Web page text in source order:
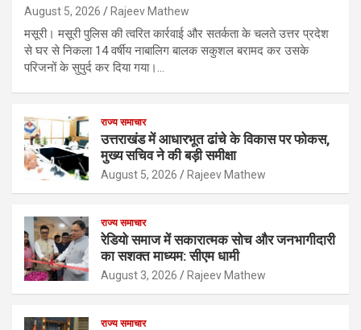
August 5, 2026 Rajeev Mathew
मसूरी। मसूरी पुलिस की त्वरित कार्रवाई और सतर्कता के चलते उत्तर प्रदेश
से घर से निकला 14 वर्षीय नाबालिग बालक सकुशल बरामद कर उसके
परिजनों के सुपुर्द कर दिया गया।…
राज्य समाचार
उत्तराखंड में आधारभूत ढांचे के विकास पर फोकस,
मुख्य सचिव ने की बड़ी समीक्षा
August 5, 2026 Rajeev Mathew
राज्य समाचार
रेडियो समाज में सकारात्मक सोच और जनभागीदारी
का सशक्त माध्यम: सीएम धामी
August 3, 2026 Rajeev Mathew
राज्य समाचार